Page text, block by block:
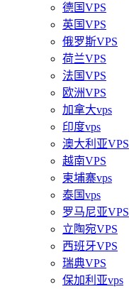
德国VPS
英国VPS
俄罗斯VPS
荷兰VPS
法国VPS
欧洲VPS
加拿大vps
印度vps
澳大利亚VPS
越南VPS
柬埔寨vps
泰国vps
罗马尼亚VPS
立陶宛VPS
西班牙VPS
瑞典VPS
保加利亚vps